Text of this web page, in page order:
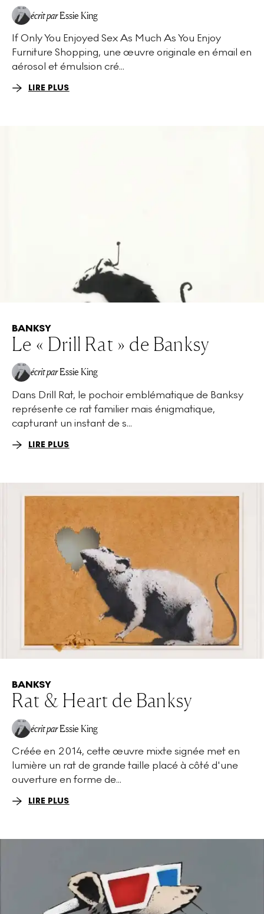
écrit par Essie King
If Only You Enjoyed Sex As Much As You Enjoy
Furniture Shopping, une œuvre originale en émail en
aérosol et émulsion cré...
LIRE PLUS
BANKSY
Le « Drill Rat » de Banksy
écrit par Essie King
Dans Drill Rat, le pochoir emblématique de Banksy
représente ce rat familier mais énigmatique,
capturant un instant de s...
LIRE PLUS
BANKSY
Rat & Heart de Banksy
écrit par Essie King
Créée en 2014, cette œuvre mixte signée met en
lumière un rat de grande taille placé à côté d'une
ouverture en forme de...
LIRE PLUS